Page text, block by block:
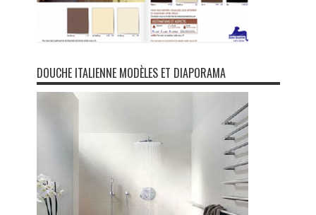
DOUCHE ITALIENNE MODÈLES ET DIAPORAMA